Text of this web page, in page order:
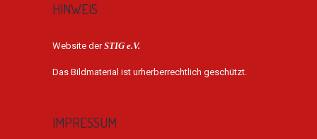
HINWEIS
Website derSTIG e.V.
Das Bildmaterial ist urherberrechtlich geschützt.
IMPRESSUM